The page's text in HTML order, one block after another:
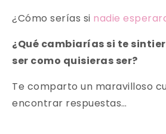
¿Cómo serías si nadie
¿Qué cambiarías si te
ser como quisieras ser?
Te comparto un maravilloso
encontrar respuestas…